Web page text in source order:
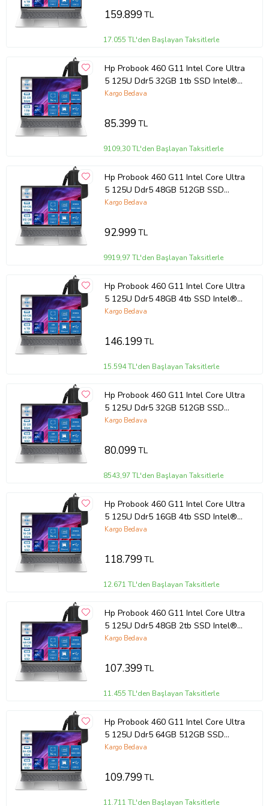
9Y7S7ETP20 + Zettaçanta
159.899TL
17.055 TL'den Başlayan Taksitlerle
Hp Probook 460 G11 Intel Core Ultra
5 125U Ddr5 32GB 1tb SSD Intel®
Aı Boost 16 Wuxga IPS Windows 11
9Y7S7ETH10 + Zettaçanta
Kargo Bedava
85.399TL
9109,30 TL'den Başlayan Taksitlerle
Hp Probook 460 G11 Intel Core Ultra
5 125U Ddr5 48GB 512GB SSD
Intel® Aı Boost 16 Wuxga IPS
Bilgisayar 9Y7S7ETH13 +
Kargo Bedava
92.999TL
9919,97 TL'den Başlayan Taksitlerle
Hp Probook 460 G11 Intel Core Ultra
5 125U Ddr5 48GB 4tb SSD Intel®
Aı Boost 16 Wuxga IPS Windows 11
9Y7S7ETP16 + Zettaçanta
Kargo Bedava
146.199TL
15.594 TL'den Başlayan Taksitlerle
Hp Probook 460 G11 Intel Core Ultra
5 125U Ddr5 32GB 512GB SSD
Intel® Aı Boost 16 Wuxga IPS
Bilgisayar 9Y7S7ETH09 +
Kargo Bedava
80.099TL
8543,97 TL'den Başlayan Taksitlerle
Hp Probook 460 G11 Intel Core Ultra
5 125U Ddr5 16GB 4tb SSD Intel®
Aı Boost 16" Wuxga IPS Windows
9Y7S7ETP04 + Zettaçanta
Kargo Bedava
118.799TL
12.671 TL'den Başlayan Taksitlerle
Hp Probook 460 G11 Intel Core Ultra
5 125U Ddr5 48GB 2tb SSD Intel®
Aı Boost 16 Wuxga IPS Windows 11
9Y7S7ETP15 + Zettaçanta
Kargo Bedava
107.399TL
11.455 TL'den Başlayan Taksitlerle
Hp Probook 460 G11 Intel Core Ultra
5 125U Ddr5 64GB 512GB SSD
Intel® Aı Boost 16 Wuxga IPS
Bilgisayar 9Y7S7ETP17 +
Kargo Bedava
109.799TL
11.711 TL'den Başlayan Taksitlerle